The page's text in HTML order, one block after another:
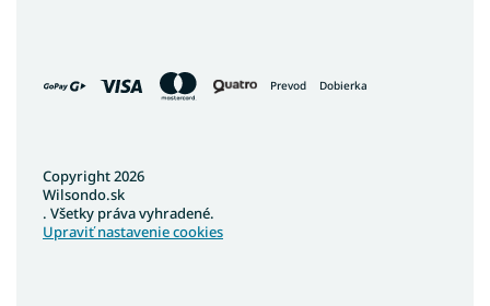
Prevod Dobierka
Copyright 2026
Wilsondo.sk
. Všetky práva vyhradené.
Upraviť nastavenie cookies